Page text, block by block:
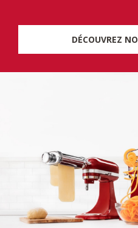
DÉCOUVREZ